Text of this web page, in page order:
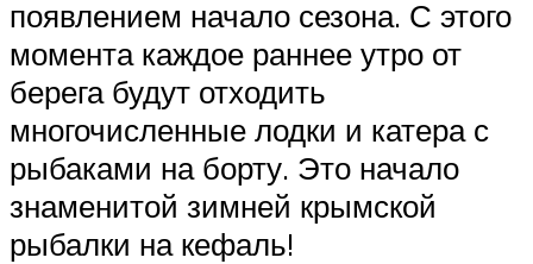
появлением начало сезона. С этого
момента каждое раннее утро от
берега будут отходить
многочисленные лодки и катера с
рыбаками на борту. Это начало
знаменитой зимней крымской
рыбалки на кефаль!